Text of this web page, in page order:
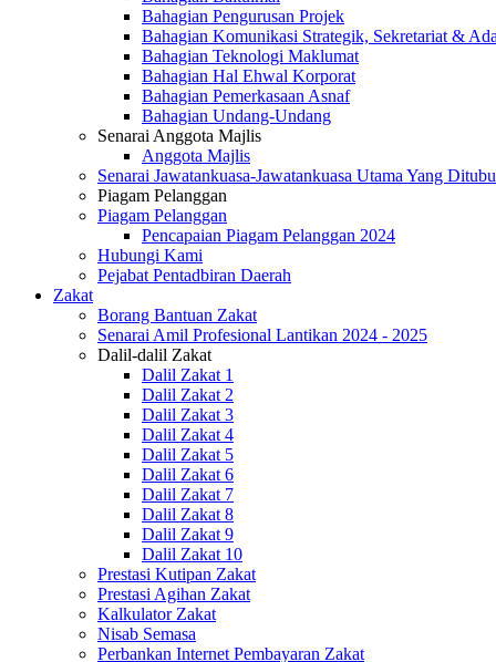
Bahagian Pengurusan Projek
Bahagian Komunikasi Strategik, Sekretariat &
Bahagian Teknologi Maklumat
Bahagian Hal Ehwal Korporat
Bahagian Pemerkasaan Asnaf
Bahagian Undang-Undang
Senarai Anggota Majlis
Anggota Majlis
Senarai Jawatankuasa-Jawatankuasa Utama Yang
Piagam Pelanggan
Piagam Pelanggan
Pencapaian Piagam Pelanggan 2024
Hubungi Kami
Pejabat Pentadbiran Daerah
Zakat
Borang Bantuan Zakat
Senarai Amil Profesional Lantikan 2024 - 2025
Dalil-dalil Zakat
Dalil Zakat 1
Dalil Zakat 2
Dalil Zakat 3
Dalil Zakat 4
Dalil Zakat 5
Dalil Zakat 6
Dalil Zakat 7
Dalil Zakat 8
Dalil Zakat 9
Dalil Zakat 10
Prestasi Kutipan Zakat
Prestasi Agihan Zakat
Kalkulator Zakat
Nisab Semasa
Perbankan Internet Pembayaran Zakat